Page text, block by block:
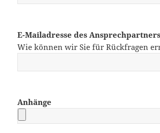
E-Mailadresse des
Wie können wir Sie für Rückfragen
Anhänge